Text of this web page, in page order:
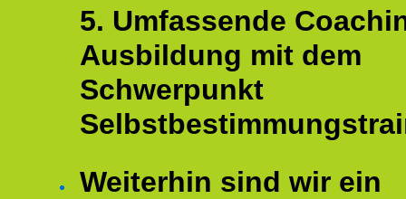
5. Umfassende
Ausbildung mit dem
Schwerpunkt
Weiterhin sind wir ein